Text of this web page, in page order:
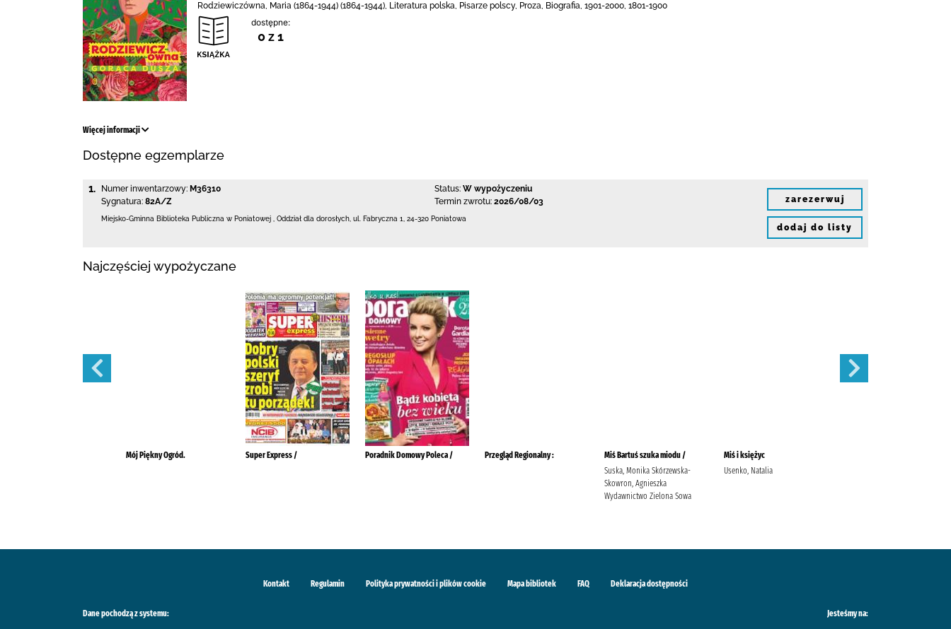
Rodziewiczówna, Maria (1864-1944) (1864-1944), Literatura polska, Pisarze polscy, Proza, Biografia, 1901-2000, 1801-1900
dostępne:
0 z 1
Więcej informacji
Dostępne egzemplarze
1. Numer inwentarzowy: M36310
Sygnatura: 82A/Z
Status: W wypożyczeniu
Termin zwrotu: 2026/08/03
Miejsko-Gminna Biblioteka Publiczna w Poniatowej Oddział dla dorosłych, ul. Fabryczna 1 24-320 Poniatowa
zarezerwuj
dodaj do listy
Najczęściej wypożyczane
Mój Piękny Ogród. Super Express / Poradnik Domowy Poleca / Przegląd Regionalny :
Miś Bartuś szuka miodu /
Suska, Monika Skórzewska-
Skowron, Agnieszka
Wydawnictwo Zielona Sowa
Miś i księżyc
Usenko, Natalia
Kontakt Regulamin Polityka prywatności i plików cookie Mapa bibliotek FAQ Deklaracja dostępności
Dane pochodzą z systemu: Jesteśmy na: